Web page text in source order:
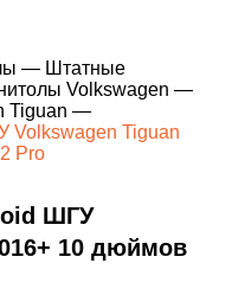
— Штатные
Volkswagen —
Tiguan —
Volkswagen Tiguan
Pro
ШГУ
10 дюймов